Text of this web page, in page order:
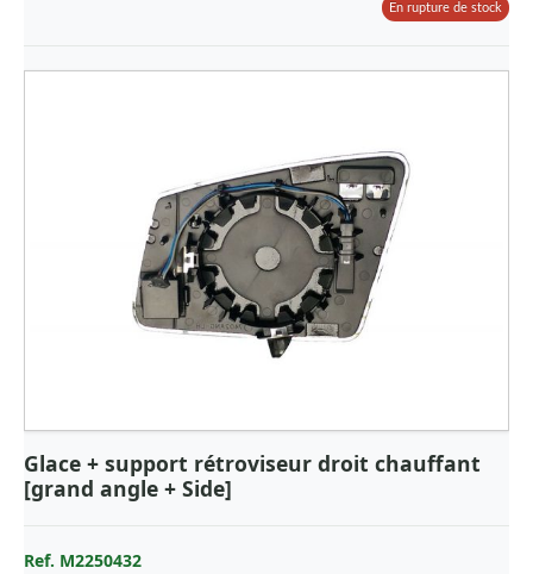
En rupture de stock
Glace + support rétroviseur droit chauffant
[grand angle + Side]
Ref. M2250432